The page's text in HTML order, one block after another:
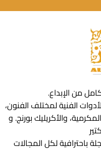
من الإبداع.
الفنية لمختلف الفنون،
والأكريليك بورنج. و
باحترافية لكل المجالات